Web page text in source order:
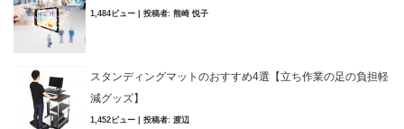
1,484ビュー 投稿者: 熊崎 悦子
スタンディングマットのおすすめ4選【立ち作業の足の負担軽
減グッズ】
1,452ビュー 投稿者: 渡辺